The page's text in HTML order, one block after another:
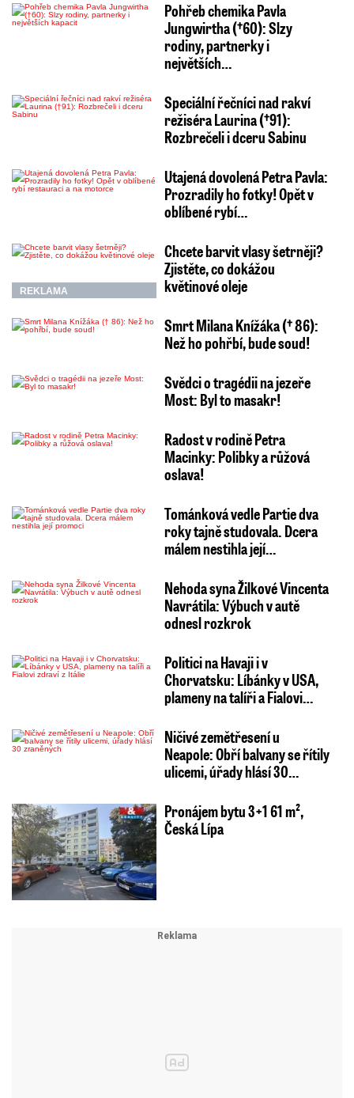
Pohřeb chemika Pavla
Jungwirtha (†60): Slzy
rodiny, partnerky i
největších…
Speciální řečníci nad rakví
režiséra Laurina (†91):
Rozbrečeli i dceru Sabinu
Utajená dovolená Petra Pavla:
Prozradily ho fotky! Opět v
oblíbené rybí…
REKLAMA
Chcete barvit vlasy šetrněji?
Zjistěte, co dokážou
květinové oleje
Smrt Milana Knížáka († 86):
Než ho pohřbí, bude soud!
Svědci o tragédii na jezeře
Most: Byl to masakr!
Radost v rodině Petra
Macinky: Polibky a růžová
oslava!
Tománková vedle Partie dva
roky tajně studovala. Dcera
málem nestihla její…
Nehoda syna Žilkové Vincenta
Navrátila: Výbuch v autě
odnesl rozkrok
Politici na Havaji i v
Chorvatsku: Líbánky v USA,
plameny na talíři a Fialovi…
Ničivé zemětřesení u
Neapole: Obří balvany se řítily
ulicemi, úřady hlásí 30…
Pronájem bytu 3+1 61 m²,
Česká Lípa